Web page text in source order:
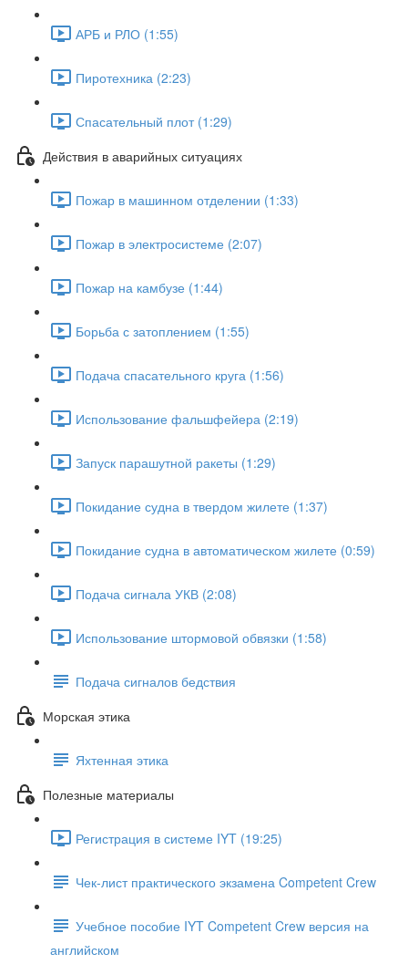
АРБ и РЛО (1:55)
Пиротехника (2:23)
Спасательный плот (1:29)
Действия в аварийных ситуациях
Пожар в машинном отделении (1:33)
Пожар в электросистеме (2:07)
Пожар на камбузе (1:44)
Борьба с затоплением (1:55)
Подача спасательного круга (1:56)
Использование фальшфейера (2:19)
Запуск парашутной ракеты (1:29)
Покидание судна в твердом жилете (1:37)
Покидание судна в автоматическом жилете (0:59)
Подача сигнала УКВ (2:08)
Использование штормовой обвязки (1:58)
Подача сигналов бедствия
Морская этика
Яхтенная этика
Полезные материалы
Регистрация в системе IYT (19:25)
Чек-лист практического экзамена Competent Crew
Учебное пособие IYT Competent Crew версия на
английском